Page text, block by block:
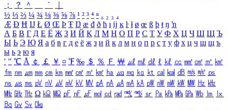
；
？ ＾ ｀
½ ⅓ ⅔ ¼ ¾ ⅛ ⅜ ⅝ ⅞ ¹ ² ³ ⁴ ⁿ ₁ ₂ ₃ ₄
Æ Ð Ħ Ĳ Ł Ø Œ Þ Ŧ Ŋ æ đ ð ħ ı ĳ ĸ ŀ ł ø œ ß þ ŧ ŋ ŉ
А Б В Г Д Е Ё Ж З И Й К Л М Н О П Р С Т У Ф Х Ц Ч Ш Щ Ъ
Ы Ь Э Ю Я а б в г д е ё ж з и й к л м н о п р с т у ф х ц ч ш щ ъ
ы ь э ю я
′ ″ ℃ Å ￠ ￡ ￥ ¤ ℉ ‰ ＄ ％ Ｆ ￦ ㎕ ㎖ ㎗ ℓ ㎘ ㏄ ㎣ ㎤ ㎥ ㎦
㎙ ㎚ ㎛ ㎜ ㎝ ㎞ ㎟ ㎠ ㎡ ㎢ ㏊ ㎍ ㎎ ㎏ ㏏ ㎈ ㎉ ㏈ ㎧ ㎨ ㎰
㎱ ㎲ ㎳ ㎴ ㎵ ㎶ ㎷ ㎸ ㎹ ㎀ ㎁ ㎂ ㎃ ㎄ ㎺ ㎻ ㎽ ㎾ ㎿ ㎐ ㎑
㎒ ㎓ ㎔ Ω ㏀ ㏁ ㎊ ㎋ ㎌ ㏖ ㏅ ㎭ ㎮ ㎯ ㏛ ㎩ ㎪ ㎫ ㎬ ㏝ ㏐
㏓
㏃ ㏉ ㏜ ㏆